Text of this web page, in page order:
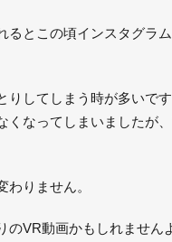
るとこの頃インスタグラ
してしまう時が多いです
くなってしまいましたが
りません。
のVR動画かもしれません